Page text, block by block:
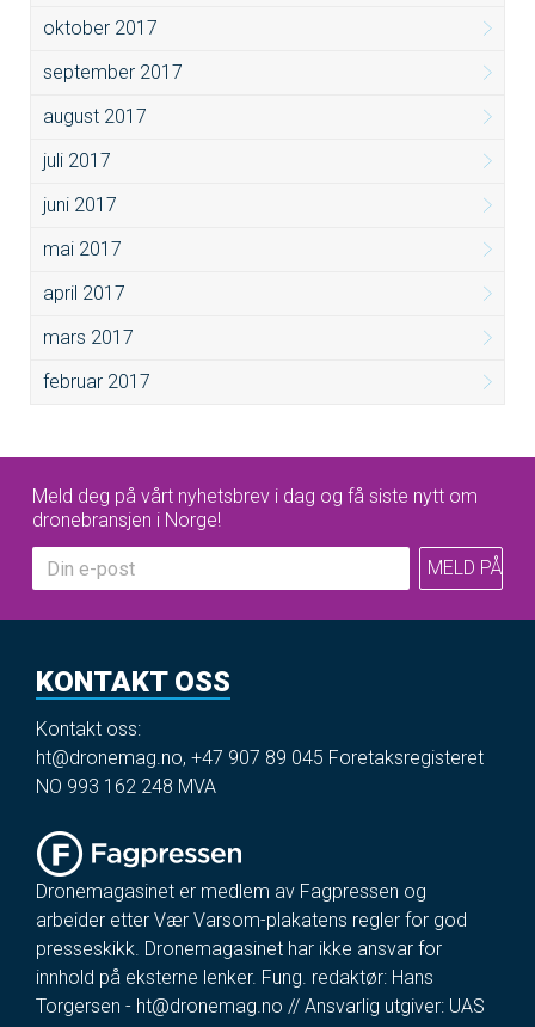
oktober 2017
september 2017
august 2017
juli 2017
juni 2017
mai 2017
april 2017
mars 2017
februar 2017
Meld deg på vårt nyhetsbrev i dag og få siste nytt om
dronebransjen i Norge!
KONTAKT OSS
Kontakt oss:
ht@dronemag.no, +47 907 89 045 Foretaksregisteret
NO 993 162 248 MVA
Dronemagasinet er medlem av Fagpressen og
arbeider etter Vær Varsom-plakatens regler for god
presseskikk. Dronemagasinet har ikke ansvar for
innhold på eksterne lenker. Fung. redaktør: Hans
Torgersen - ht@dronemag.no // Ansvarlig utgiver: UAS